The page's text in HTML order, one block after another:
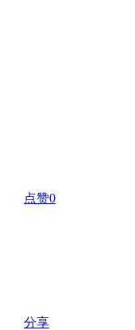
点赞0
分享